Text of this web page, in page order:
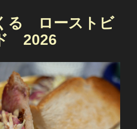
る ローストビ
2026